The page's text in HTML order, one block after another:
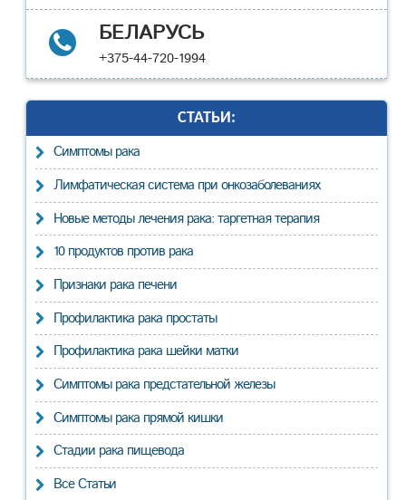
БЕЛАРУСЬ
+375-44-720-1994
СТАТЬИ:
Cимптомы рака
Лимфатическая система при онкозаболеваниях
Новые методы лечения рака: таргетная терапия
10 продуктов против рака
Признаки рака печени
Профилактика рака простаты
Профилактика рака шейки матки
Симптомы рака предстательной железы
Симптомы рака прямой кишки
Стадии рака пищевода
Все Статьи